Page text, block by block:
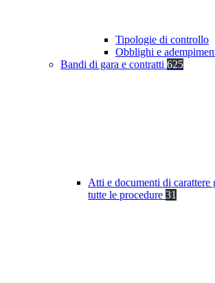
Tipologie di controllo
Obblighi e
Bandi di gara e contratti 625
Atti e documenti di carattere
tutte le procedure 31